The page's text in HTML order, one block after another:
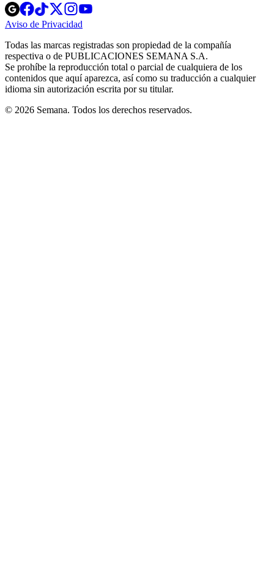
Opens
in
new
Opens
in
new
Opens
in
new
window
Opens
new
windowwindow
Aviso de Privacidad
new
window
Todas las marcas registradas son propiedad de la compañía
respectiva o de PUBLICACIONES SEMANA S.A.
Se prohíbe la reproducción total o parcial de cualquiera de los
contenidos que aquí aparezca, así como su traducción a cualquier
idioma sin autorización escrita por su titular.
© 2026 Semana. Todos los derechos reservados.